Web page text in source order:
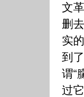
文
删
实
到
谓“
过